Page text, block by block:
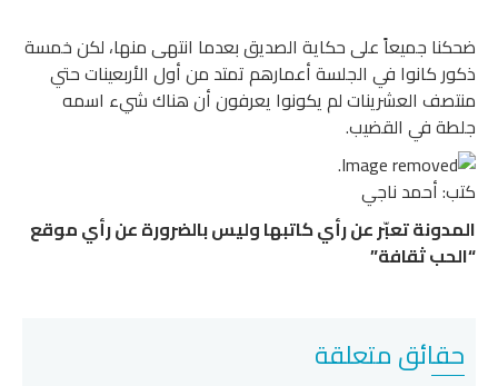
ضحكنا جميعاً على حكاية الصديق بعدما انتهى منها، لكن خمسة
ذكور كانوا في الجلسة أعمارهم تمتد من أول الأربعينات حتي
منتصف العشرينات لم يكونوا يعرفون أن هناك شيء اسمه
جلطة في القضيب.
كتب: أحمد ناجي
المدونة تعبّر عن رأي كاتبها وليس بالضرورة عن رأي موقع
“الحب ثقافة”
حقائق متعلقة